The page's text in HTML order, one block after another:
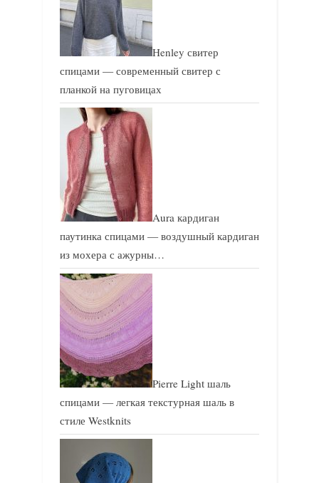
Henley свитер
спицами — современный свитер с
планкой на пуговицах
Aura кардиган
паутинка спицами — воздушный кардиган
из мохера с ажурны…
Pierre Light шаль
спицами — легкая текстурная шаль в
стиле Westknits